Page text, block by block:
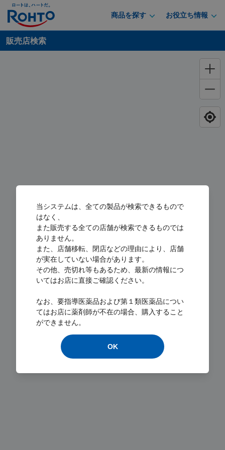
商品を探す お役立ち情報
販売店検索
Loading...
当システムは、全ての製品が検索できるもので
はなく、
また販売する全ての店舗が検索できるものでは
ありません。
また、店舗移転、閉店などの理由により、店舗
が実在していない場合があります。
その他、売切れ等もあるため、最新の情報につ
いてはお店に直接ご確認ください。
なお、要指導医薬品および第１類医薬品につい
てはお店に薬剤師が不在の場合、購入すること
ができません。
OK